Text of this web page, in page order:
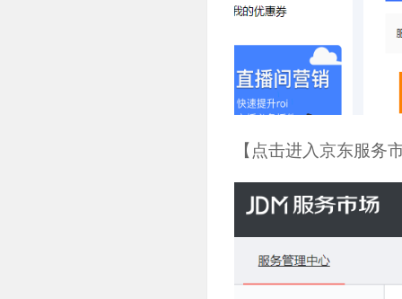
【点击进入京东服务